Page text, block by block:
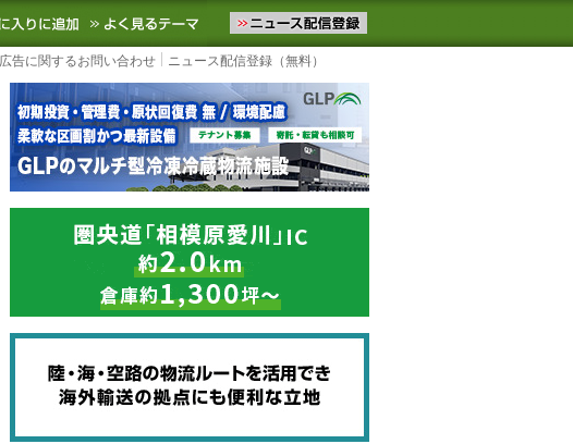
の物流ニュースをお届けします。物流ニュースメール配信を登録す
お気に入りに追加 よく見るテーマ
広告に関するお問い合わせ ニュース配信登録（無料）